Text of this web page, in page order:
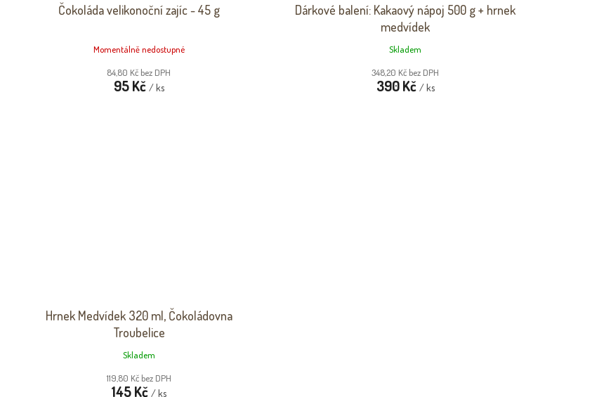
Čokoláda velikonoční zajíc - 45 g
Momentálně nedostupné
84,80 Kč bez DPH
95 Kč / ks
Dárkové balení: Kakaový nápoj 500 g + hrnek
medvídek
Skladem
348,20 Kč bez DPH
390 Kč / ks
Hrnek Medvídek 320 ml, Čokoládovna
Troubelice
Skladem
119,80 Kč bez DPH
145 Kč / ks